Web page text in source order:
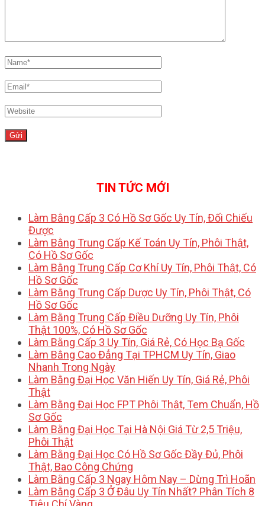
TIN TỨC MỚI
Làm Bằng Cấp 3 Có Hồ Sơ Gốc Uy Tín, Đối Chiếu
Được
Làm Bằng Trung Cấp Kế Toán Uy Tín, Phôi Thật,
Có Hồ Sơ Gốc
Làm Bằng Trung Cấp Cơ Khí Uy Tín, Phôi Thật, Có
Hồ Sơ Gốc
Làm Bằng Trung Cấp Dược Uy Tín, Phôi Thật, Có
Hồ Sơ Gốc
Làm Bằng Trung Cấp Điều Dưỡng Uy Tín, Phôi
Thật 100%, Có Hồ Sơ Gốc
Làm Bằng Cấp 3 Uy Tín, Giá Rẻ, Có Học Bạ Gốc
Làm Bằng Cao Đẳng Tại TPHCM Uy Tín, Giao
Nhanh Trong Ngày
Làm Bằng Đại Học Văn Hiến Uy Tín, Giá Rẻ, Phôi
Thật
Làm Bằng Đại Học FPT Phôi Thật, Tem Chuẩn, Hồ
Sơ Gốc
Làm Bằng Đại Học Tại Hà Nội Giá Từ 2,5 Triệu,
Phôi Thật
Làm Bằng Đại Học Có Hồ Sơ Gốc Đầy Đủ, Phôi
Thật, Bao Công Chứng
Làm Bằng Cấp 3 Ngay Hôm Nay – Dừng Trì Hoãn
Làm Bằng Cấp 3 Ở Đâu Uy Tín Nhất? Phân Tích 8